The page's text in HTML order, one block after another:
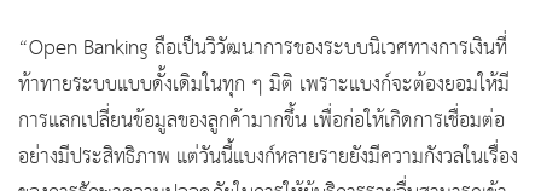
“Open Banking ถือเป็นวิวัฒนาการของระบบนิเวศทางการเงินที่
ท้าทายระบบแบบดั้งเดิมในทุก ๆ มิติ เพราะแบงก์จะต้องยอมให้มี
การแลกเปลี่ยนข้อมูลของลูกค้ามากขึ้น เพื่อก่อให้เกิดการเชื่อมต่อ
อย่างมีประสิทธิภาพ แต่วันนี้แบงก์หลายรายยังมีความกังวลในเรื่อง